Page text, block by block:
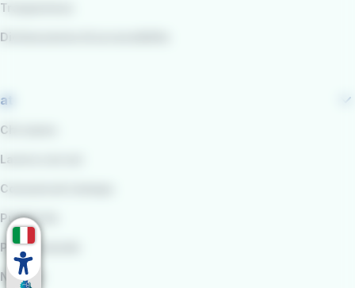
Trasparenza
Dichiarazione di accessibilità
at
Chi siamo
Lavora con noi
Comunicati stampa
Pubblicità
Per le aziende
Noleggi